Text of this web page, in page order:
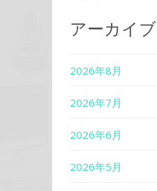
アーカイブ
2026年8月
2026年7月
2026年6月
2026年5月